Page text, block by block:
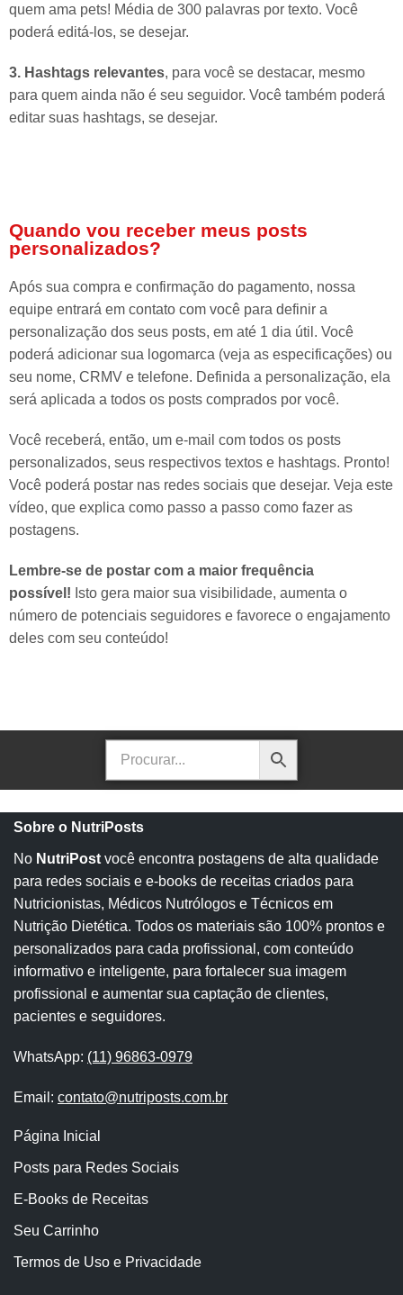
quem ama pets! Média de 300 palavras por texto. Você
poderá editá-los, se desejar.
3. Hashtags relevantes, para você se destacar, mesmo
para quem ainda não é seu seguidor. Você também poderá
editar suas hashtags, se desejar.
Quando vou receber meus posts
personalizados?
Após sua compra e confirmação do pagamento, nossa
equipe entrará em contato com você para definir a
personalização dos seus posts, em até 1 dia útil. Você
poderá adicionar sua logomarca (veja as especificações) ou
seu nome, CRMV e telefone. Definida a personalização, ela
será aplicada a todos os posts comprados por você.
Você receberá, então, um e-mail com todos os posts
personalizados, seus respectivos textos e hashtags. Pronto!
Você poderá postar nas redes sociais que desejar. Veja este
vídeo, que explica como passo a passo como fazer as
postagens.
Lembre-se de postar com a maior frequência
possível! Isto gera maior sua visibilidade, aumenta o
número de potenciais seguidores e favorece o engajamento
deles com seu conteúdo!
Sobre o NutriPosts
No NutriPost você encontra postagens de alta qualidade
para redes sociais e e-books de receitas criados para
Nutricionistas, Médicos Nutrólogos e Técnicos em
Nutrição Dietética. Todos os materiais são 100% prontos e
personalizados para cada profissional, com conteúdo
informativo e inteligente, para fortalecer sua imagem
profissional e aumentar sua captação de clientes,
pacientes e seguidores.
WhatsApp: (11) 96863-0979
Email: contato@nutriposts.com.br
Página Inicial
Posts para Redes Sociais
E-Books de Receitas
Seu Carrinho
Termos de Uso e Privacidade